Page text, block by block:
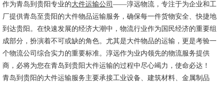
作为青岛到贵阳专业的大件运输公司 ——淳远物流，专注于为企业和工
厂提供青岛至贵阳的大件物品运输服务，确保每一件货物安全、快捷地
到达贵阳。在快速发展的经济大潮中，物流行业作为国民经济的重要组
成部分，扮演着不可或缺的角色。尤其是大件物品的运输，更是考验一
个物流公司综合实力的重要标准。淳远作为业内领先的物流服务提供
商，必将为您在青岛到贵阳大件运输的过程中尽心竭力，使命必达！
青岛到贵阳的大件运输服务主要承接工业设备、建筑材料、金属制品